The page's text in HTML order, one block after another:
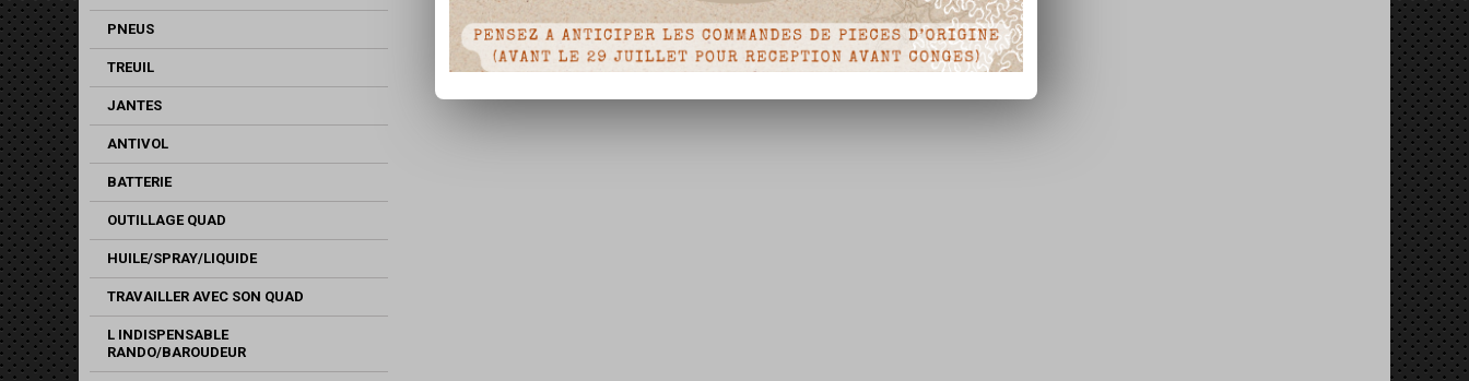
PNEUS
TREUIL
JANTES
ANTIVOL
BATTERIE
OUTILLAGE QUAD
HUILE/SPRAY/LIQUIDE
TRAVAILLER AVEC SON QUAD
L INDISPENSABLE
RANDO/BAROUDEUR